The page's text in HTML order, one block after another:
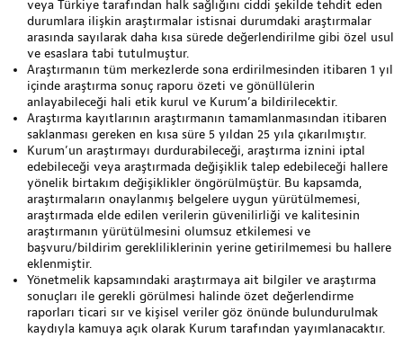
veya Türkiye tarafından halk sağlığını ciddi şekilde tehdit eden
durumlara ilişkin araştırmalar istisnai durumdaki araştırmalar
arasında sayılarak daha kısa sürede değerlendirilme gibi özel usul
ve esaslara tabi tutulmuştur.
Araştırmanın tüm merkezlerde sona erdirilmesinden itibaren 1 yıl
içinde araştırma sonuç raporu özeti ve gönüllülerin
anlayabileceği hali etik kurul ve Kurum’a bildirilecektir.
Araştırma kayıtlarının araştırmanın tamamlanmasından itibaren
saklanması gereken en kısa süre 5 yıldan 25 yıla çıkarılmıştır.
Kurum’un araştırmayı durdurabileceği, araştırma iznini iptal
edebileceği veya araştırmada değişiklik talep edebileceği hallere
yönelik birtakım değişiklikler öngörülmüştür. Bu kapsamda,
araştırmaların onaylanmış belgelere uygun yürütülmemesi,
araştırmada elde edilen verilerin güvenilirliği ve kalitesinin
araştırmanın yürütülmesini olumsuz etkilemesi ve
başvuru/bildirim gerekliliklerinin yerine getirilmemesi bu hallere
eklenmiştir.
Yönetmelik kapsamındaki araştırmaya ait bilgiler ve araştırma
sonuçları ile gerekli görülmesi halinde özet değerlendirme
raporları ticari sır ve kişisel veriler göz önünde bulundurulmak
kaydıyla kamuya açık olarak Kurum tarafından yayımlanacaktır.